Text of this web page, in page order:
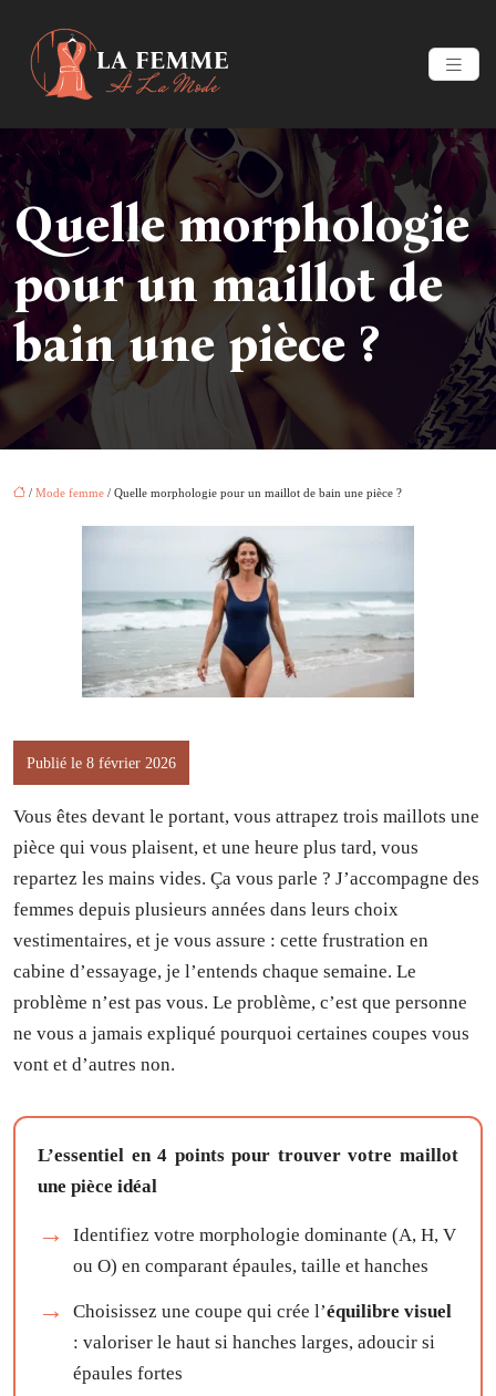
Quelle morphologie
pour un maillot de
bain une pièce ?
/ Mode femme / Quelle morphologie pour un maillot de bain une pièce ?
Publié le 8 février 2026
Vous êtes devant le portant, vous attrapez trois maillots une
pièce qui vous plaisent, et une heure plus tard, vous
repartez les mains vides. Ça vous parle ? J’accompagne des
femmes depuis plusieurs années dans leurs choix
vestimentaires, et je vous assure : cette frustration en
cabine d’essayage, je l’entends chaque semaine. Le
problème n’est pas vous. Le problème, c’est que personne
ne vous a jamais expliqué pourquoi certaines coupes vous
vont et d’autres non.
L’essentiel en 4 points pour trouver votre maillot
une pièce idéal
Identifiez votre morphologie dominante (A, H, V
ou O) en comparant épaules, taille et hanches
Choisissez une coupe qui crée l’équilibre visuel
: valoriser le haut si hanches larges, adoucir si
épaules fortes